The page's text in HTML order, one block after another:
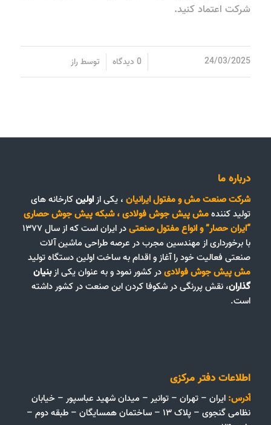
شرکت اعتماد کنید.
24/03/2025 0 دیدگاه توسطراز
درباره ما
شرکت صنعت مش و مفتول ایرانیان، یکی ازاولینکارخانه های
تولید کنندهمش پیش جوش فولادی،شبکه پیش جوش حصاری
“ایران حصار”وانواع مفتول صنعتی
در ایران است که از سال ۱۳۷۷
با برخورداری از مهندسین مجرب در عرصه طراحی ماشین آلات
صنعتی فعالیت خود را آغاز و اقدام به ساخت اولین دستگاه تولید
مش پیش جوش فولادیدر کشور نمود و به عنوان یکی ازبنیان
گذاران، نقش پررنگی در شکوفا کردن این صنعت در کشور داشته
است.
اطلاعات دفتر مرکزی
آدرس: ایران – تهران – توانیر – میدان شهید عباسپور – خیابان
نظامی گنجوی – پلاک ۱۳ – ساختمان همسایگان – طبقه دوم –